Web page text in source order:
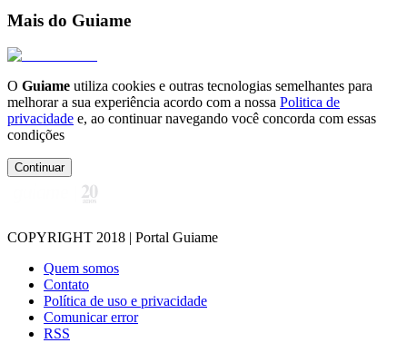
Mais do Guiame
O Guiame utiliza cookies e outras tecnologias semelhantes para
melhorar a sua experiência acordo com a nossa Politica de
privacidade e, ao continuar navegando você concorda com essas
condições
Continuar
COPYRIGHT 2018 | Portal Guiame
Quem somos
Contato
Política de uso e privacidade
Comunicar error
RSS